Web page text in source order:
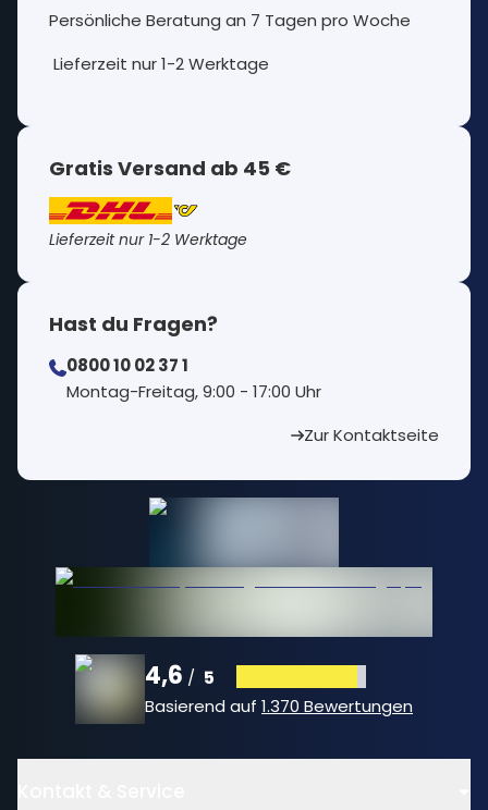
Persönliche Beratung an 7 Tagen pro Woche
Lieferzeit nur 1-2 Werktage
Gratis Versand ab 45 €
Lieferzeit nur 1-2 Werktage
Hast du Fragen?
0800 10 02 37 1
⁠Montag-Freitag, 9:00 - 17:00 Uhr
Zur Kontaktseite
4,6 / 5
Basierend auf 1.370 Bewertungen